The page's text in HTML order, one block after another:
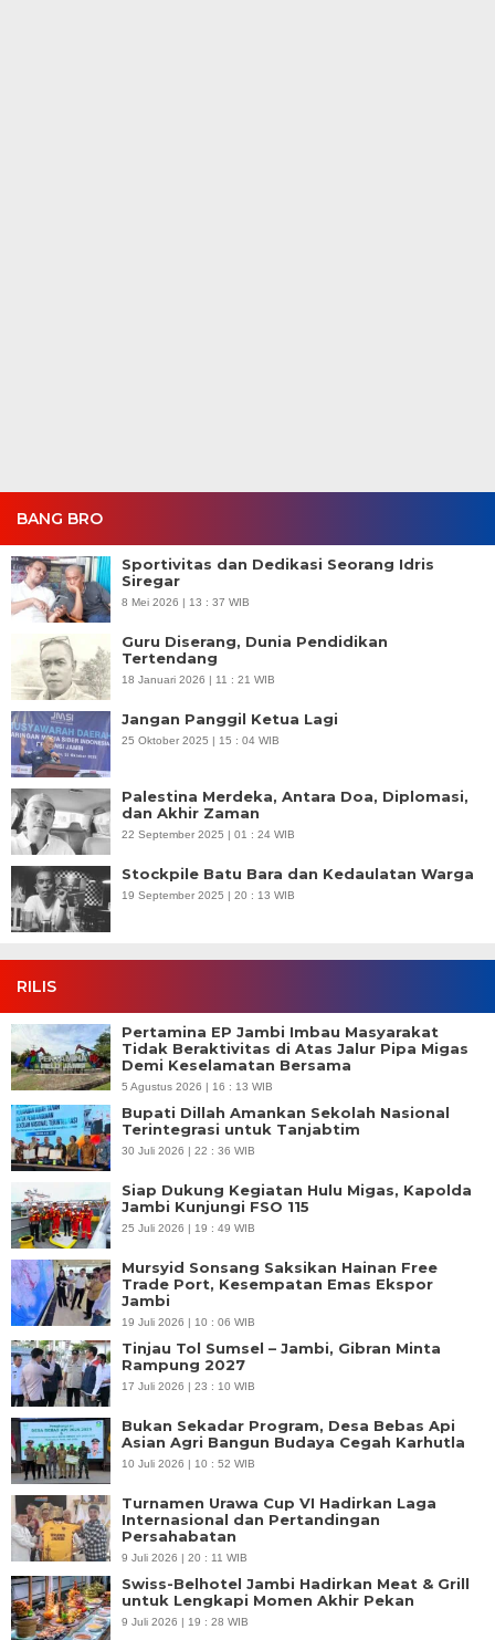
BANG BRO
Sportivitas dan Dedikasi Seorang Idris
Siregar
8 Mei 2026 | 13 : 37 WIB
Guru Diserang, Dunia Pendidikan
Tertendang
18 Januari 2026 | 11 : 21 WIB
Jangan Panggil Ketua Lagi
25 Oktober 2025 | 15 : 04 WIB
Palestina Merdeka, Antara Doa, Diplomasi,
dan Akhir Zaman
22 September 2025 | 01 : 24 WIB
Stockpile Batu Bara dan Kedaulatan Warga
19 September 2025 | 20 : 13 WIB
RILIS
Pertamina EP Jambi Imbau Masyarakat
Tidak Beraktivitas di Atas Jalur Pipa Migas
Demi Keselamatan Bersama
5 Agustus 2026 | 16 : 13 WIB
Bupati Dillah Amankan Sekolah Nasional
Terintegrasi untuk Tanjabtim
30 Juli 2026 | 22 : 36 WIB
Siap Dukung Kegiatan Hulu Migas, Kapolda
Jambi Kunjungi FSO 115
25 Juli 2026 | 19 : 49 WIB
Mursyid Sonsang Saksikan Hainan Free
Trade Port, Kesempatan Emas Ekspor
Jambi
19 Juli 2026 | 10 : 06 WIB
Tinjau Tol Sumsel – Jambi, Gibran Minta
Rampung 2027
17 Juli 2026 | 23 : 10 WIB
Bukan Sekadar Program, Desa Bebas Api
Asian Agri Bangun Budaya Cegah Karhutla
10 Juli 2026 | 10 : 52 WIB
Turnamen Urawa Cup VI Hadirkan Laga
Internasional dan Pertandingan
Persahabatan
9 Juli 2026 | 20 : 11 WIB
Swiss-Belhotel Jambi Hadirkan Meat & Grill
untuk Lengkapi Momen Akhir Pekan
9 Juli 2026 | 19 : 28 WIB